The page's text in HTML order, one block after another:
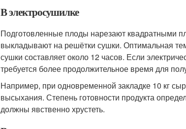
В электросушилке
Подготовленные плоды нарезают квадратными
выкладывают на решётки сушки. Оптимальная
сушки составляет около 12 часов. Если
требуется более продолжительное время для
Например, при одновременной закладке 10 кг
высыхания. Степень готовности продукта
должны явственно хрустеть.